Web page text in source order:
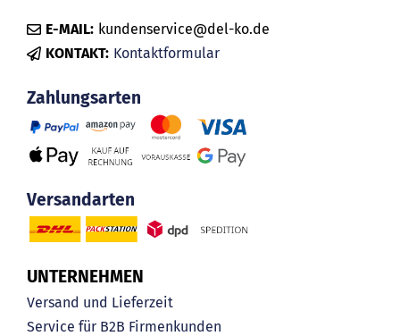
E-MAIL: kundenservice@del-ko.de
KONTAKT: Kontaktformular
Zahlungsarten
Versandarten
UNTERNEHMEN
Versand und Lieferzeit
Service für B2B Firmenkunden